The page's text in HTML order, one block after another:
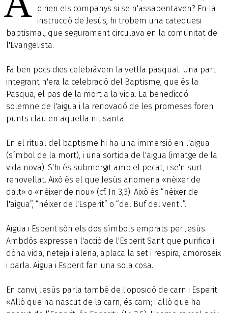
dirien els companys si se n'assabentaven? En la
instrucció de Jesús, hi trobem una catequesi
baptismal, que segurament circulava en la comunitat de
l'Evangelista.
Fa ben pocs dies celebràvem la vetlla pasqual. Una part
integrant n'era la celebració del Baptisme, que és la
Pasqua, el pas de la mort a la vida. La benedicció
solemne de l'aigua i la renovació de les promeses foren
punts clau en aquella nit santa.
En el ritual del baptisme hi ha una immersió en l'aigua
(símbol de la mort), i una sortida de l'aigua (imatge de la
vida nova). S'hi és submergit amb el pecat, i se'n surt
renovellat. Això és el que Jesús anomena «néixer de
dalt» o «néixer de nou» (cf. Jn 3,3). Això és “néixer de
l'aigua”, “néixer de l'Esperit” o “del Buf del vent...”.
Aigua i Esperit són els dos símbols emprats per Jesús.
Ambdós expressen l'acció de l'Esperit Sant que purifica i
dóna vida, neteja i alena, aplaca la set i respira, amoroseix
i parla. Aigua i Esperit fan una sola cosa.
En canvi, Jesús parla també de l'oposició de carn i Esperit:
«Allò que ha nascut de la carn, és carn; i allò que ha